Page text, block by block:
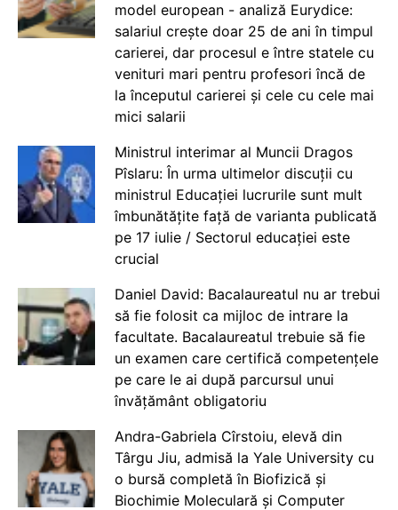
model european - analiză Eurydice:
salariul crește doar 25 de ani în timpul
carierei, dar procesul e între statele cu
venituri mari pentru profesori încă de
la începutul carierei și cele cu cele mai
mici salarii
Ministrul interimar al Muncii Dragos
Pîslaru: În urma ultimelor discuții cu
ministrul Educației lucrurile sunt mult
îmbunătățite față de varianta publicată
pe 17 iulie / Sectorul educației este
crucial
Daniel David: Bacalaureatul nu ar trebui
să fie folosit ca mijloc de intrare la
facultate. Bacalaureatul trebuie să fie
un examen care certifică competențele
pe care le ai după parcursul unui
învățământ obligatoriu
Andra-Gabriela Cîrstoiu, elevă din
Târgu Jiu, admisă la Yale University cu
o bursă completă în Biofizică și
Biochimie Moleculară și Computer